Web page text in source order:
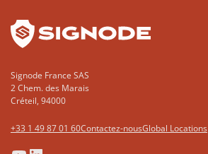
Signode France SAS
2 Chem. des Marais
Créteil, 94000
+33 1 49 87 01 60Contactez-nousGlobal Locations